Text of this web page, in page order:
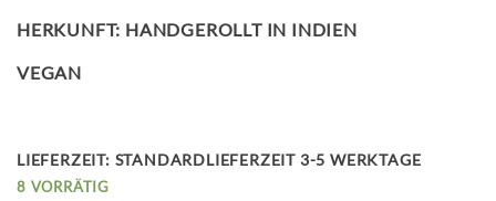
HERKUNFT: HANDGEROLLT IN INDIEN
VEGAN
LIEFERZEIT: STANDARDLIEFERZEIT 3-5 WERKTAGE
8 VORRÄTIG